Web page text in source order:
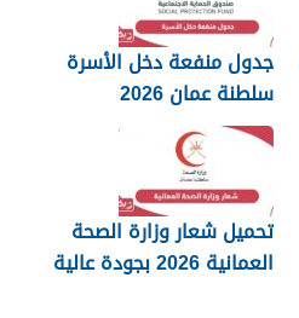
جدول منفعة دخل الأسرة
سلطنة عمان 2026
تحميل شعار وزارة الصحة
العمانية 2026 بجودة عالية